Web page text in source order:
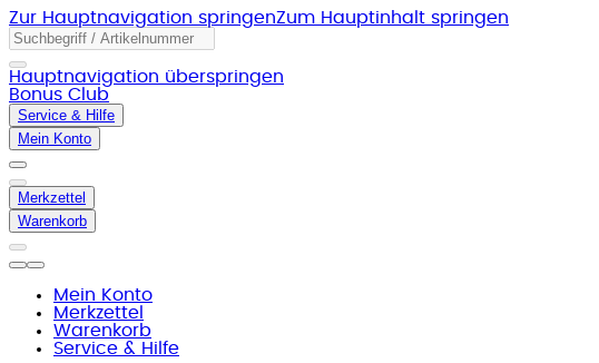
Zur Hauptnavigation springenZum Hauptinhalt springen
Hauptnavigation überspringen
Bonus Club
Service & Hilfe
Mein Konto
Merkzettel
Warenkorb
Mein Konto
Merkzettel
Warenkorb
Service & Hilfe